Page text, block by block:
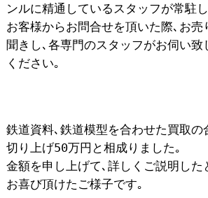
ンルに精通しているスタッフが常駐
お客様からお問合せを頂いた際､お売
聞きし､各専門のスタッフがお伺い致
ください｡
鉄道資料､鉄道模型を合わせた買取の
切り上げ50万円と相成りました｡
金額を申し上げて､詳しくご説明した
お喜び頂けたご様子です｡